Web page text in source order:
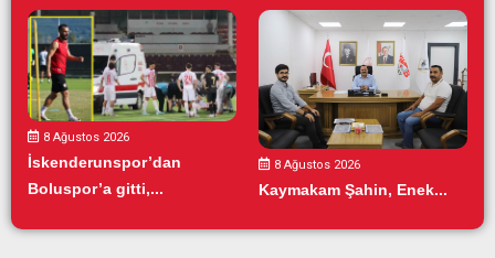
8 Ağustos 2026
İskenderunspor’dan
Boluspor’a gitti,...
8 Ağustos 2026
Kaymakam Şahin, Enek...